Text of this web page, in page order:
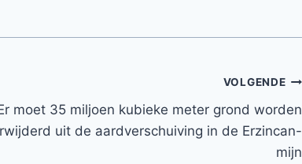
VOLGENDE
moet 35 miljoen kubieke meter grond worden
uit de aardverschuiving in de Erzincan-
mijn